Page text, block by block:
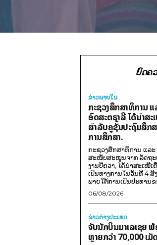
ບົດຄ
ຂ່າວພາຍ​ໃນ
ກະຊວງສຶກສາທິການ
ອົດສະຕຣາລີ ໄດ້ນຳສະ
ສຳລັບຄູຊັ້ນປະຖົມສຶກສ
ການສຶກສາ.
ກະຊວງສຶກສາທິການ ແລະ
ສະໜັບສະໜູນຈາກ ລັດຖະ
ງານບີຄວາ, ໄດ້ນຳສະເໜີເ
ເປັນທາງການໃນວັນທີ 4
ພາຍໃຕ້ການເປັນປະທານຂອ
06/08/2026
ຂ່າວຕ່າງປະເທດ
ຈັບນັກບິນມາເລເຊຍ ພ້
ຫຼາຍກວ່າ 70,000 ເມັດ